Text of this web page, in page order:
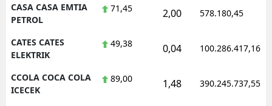
CASA CASA EMTIA
PETROL
71,45 2,00 578.180,45
CATES CATES
ELEKTRIK
49,38 0,04 100.286.417,16
CCOLA COCA COLA
ICECEK
89,00 1,48 390.245.737,55